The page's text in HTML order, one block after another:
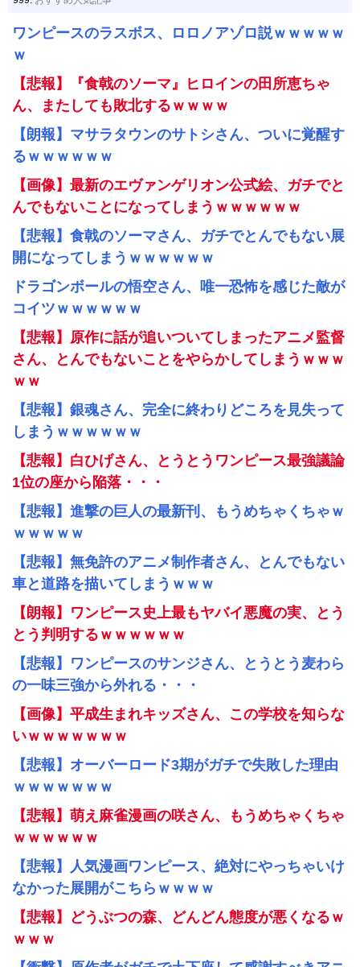
ワンピースのラスボス、ロロノアゾロ説ｗｗｗｗｗ
ｗ
【悲報】『食戟のソーマ』ヒロインの田所恵ちゃ
ん、またしても敗北するｗｗｗｗ
【朗報】マサラタウンのサトシさん、ついに覚醒す
るｗｗｗｗｗｗ
【画像】最新のエヴァンゲリオン公式絵、ガチでと
んでもないことになってしまうｗｗｗｗｗｗ
【悲報】食戟のソーマさん、ガチでとんでもない展
開になってしまうｗｗｗｗｗｗ
ドラゴンボールの悟空さん、唯一恐怖を感じた敵が
コイツｗｗｗｗｗｗ
【悲報】原作に話が追いついてしまったアニメ監督
さん、とんでもないことをやらかしてしまうｗｗｗ
ｗｗ
【悲報】銀魂さん、完全に終わりどころを見失って
しまうｗｗｗｗｗｗ
【悲報】白ひげさん、とうとうワンピース最強議論
1位の座から陥落・・・
【悲報】進撃の巨人の最新刊、もうめちゃくちゃｗ
ｗｗｗｗｗ
【悲報】無免許のアニメ制作者さん、とんでもない
車と道路を描いてしまうｗｗｗ
【朗報】ワンピース史上最もヤバイ悪魔の実、とう
とう判明するｗｗｗｗｗｗ
【悲報】ワンピースのサンジさん、とうとう麦わら
の一味三強から外れる・・・
【画像】平成生まれキッズさん、この学校を知らな
いｗｗｗｗｗｗｗ
【悲報】オーバーロード3期がガチで失敗した理由
ｗｗｗｗｗｗｗ
【悲報】萌え麻雀漫画の咲さん、もうめちゃくちゃ
ｗｗｗｗｗｗ
【悲報】人気漫画ワンピース、絶対にやっちゃいけ
なかった展開がこちらｗｗｗｗ
【悲報】どうぶつの森、どんどん態度が悪くなるｗ
ｗｗｗ